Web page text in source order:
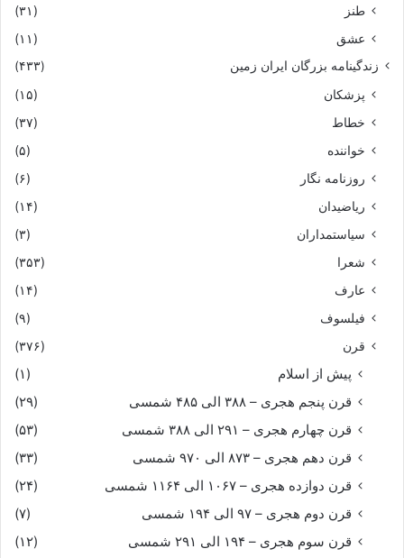
طنز
(۳۱)
عشق
(۱۱)
زندگینامه بزرگان ایران زمین (۴۳۳)
پزشکان
(۱۵)
خطاط
(۳۷)
خواننده
(۵)
روزنامه نگار
(۶)
ریاضیدان
(۱۴)
سیاستمداران
(۳)
شعرا
(۳۵۳)
عارف
(۱۴)
فیلسوف
(۹)
قرن
(۳۷۶)
پیش از اسلام
(۱)
قرن پنجم هجری – ۳۸۸ الی ۴۸۵ شمسی
(۲۹)
قرن چهارم هجری – ۲۹۱ الی ۳۸۸ شمسی
(۵۳)
قرن دهم هجری – ۸۷۳ الی ۹۷۰ شمسی
(۳۳)
قرن دوازده هجری – ۱۰۶۷ الی ۱۱۶۴ شمسی
(۲۴)
قرن دوم هجری – ۹۷ الی ۱۹۴ شمسی
(۷)
قرن سوم هجری – ۱۹۴ الی ۲۹۱ شمسی
(۱۲)